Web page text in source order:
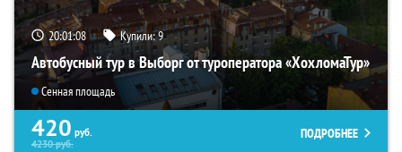
20:01:06 Купили:9
Автобусный тур в Выборг от туроператора «ХохломаТур»
Сенная площадь
420 руб.
4230руб.
ПОДРОБНЕЕ